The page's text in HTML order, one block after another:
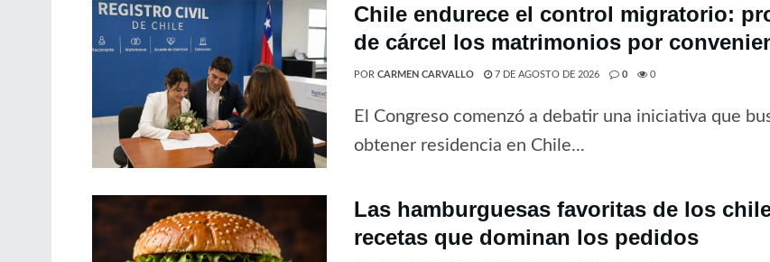
Chile endurece el control migratorio:
de cárcel los matrimonios por
POR CARMEN CARVALLO 7 DE AGOSTO DE 2026 0 0
El Congreso comenzó a debatir una iniciativa que
obtener residencia en Chile...
Las hamburguesas favoritas de los
recetas que dominan los pedidos